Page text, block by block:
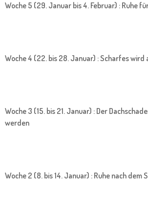
Woche 5 (29. Januar bis 4. Februar) : Ruhe
Woche 4 (22. bis 28. Januar) : Scharfes wird
Woche 3 (15. bis 21. Januar) : Der
werden
Woche 2 (8. bis 14. Januar) : Ruhe nach dem